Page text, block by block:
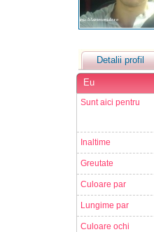
Detalii profil
Eu
Sunt aici pentru
Inaltime
Greutate
Culoare par
Lungime par
Culoare ochi